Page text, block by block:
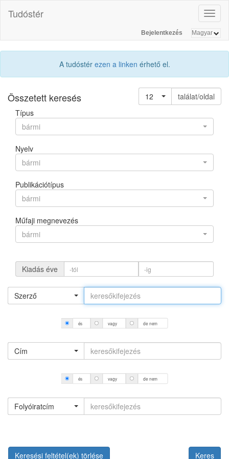
Tudóstér
Bejelentkezés
A tudóstér ezen a linken érhető el.
Összetett keresés 12
találat/oldal
Típus
bármi
Nyelv
bármi
Publikációtípus
bármi
Műfaji megnevezés
bármi
Kiadás éve
Szerző
és vagy de nem
Cím
és vagy de nem
Folyóiratcím
Keresési feltétel(ek) törlése